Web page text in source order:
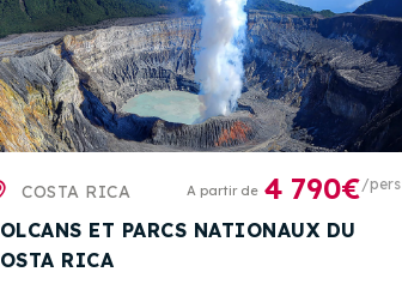
COSTA RICA A partir de 4 790€/pers
ET PARCS NATIONAUX DU
RICA